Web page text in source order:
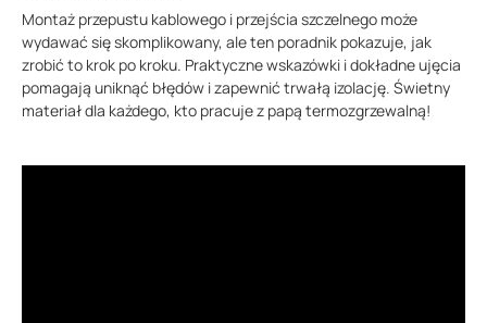
Montaż przepustu kablowego i przejścia szczelnego może
wydawać się skomplikowany, ale ten poradnik pokazuje, jak
zrobić to krok po kroku. Praktyczne wskazówki i dokładne ujęcia
pomagają uniknąć błędów i zapewnić trwałą izolację. Świetny
materiał dla każdego, kto pracuje z papą termozgrzewalną!